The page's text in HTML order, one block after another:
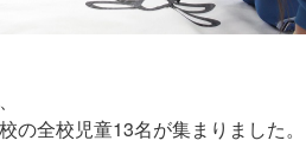
の全校児童13名が集まりました。